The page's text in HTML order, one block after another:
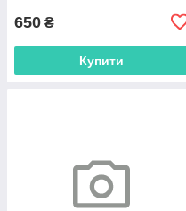
650 ₴
Купити